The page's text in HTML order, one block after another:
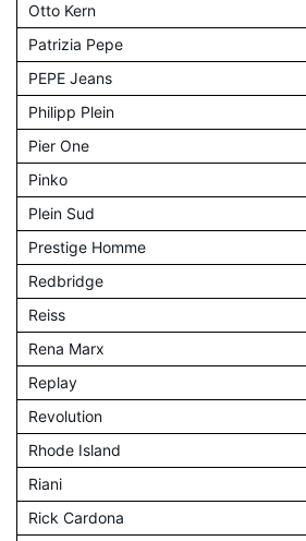
Otto Kern
Patrizia Pepe
PEPE Jeans
Philipp Plein
Pier One
Pinko
Plein Sud
Prestige Homme
Redbridge
Reiss
Rena Marx
Replay
Revolution
Rhode Island
Riani
Rick Cardona